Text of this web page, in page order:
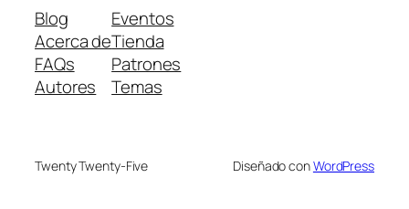
Blog
Acerca de
FAQs
Autores
Eventos
Tienda
Patrones
Temas
Twenty Twenty-Five Diseñado conWordPress